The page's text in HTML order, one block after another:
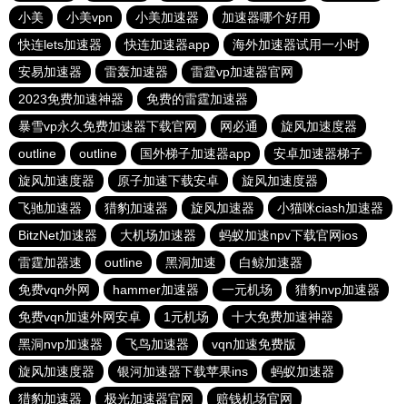
小美
小美vpn 小美加速器
加速器哪个好用
快连lets加速器
快连加速器app
海外加速器试用一小时
安易加速器
雷轰加速器
雷霆vp加速器官网
2023免费加速神器
免费的雷霆加速器
暴雪vp永久免费加速器下载官网
网必通
旋风加速度器
outline
outline 国外梯子加速器app
安卓加速器梯子
旋风加速度器
原子加速下载安卓
旋风加速度器
飞驰加速器
猎豹加速器 旋风加速器
小猫咪ciash加速器
BitzNet加速器
大机场加速器
蚂蚁加速npv下载官网ios
雷霆加器速
outline 黑洞加速
白鲸加速器
免费vqn外网
hammer加速器 一元机场
猎豹nvp加速器
免费vqn加速外网安卓
1元机场
十大免费加速神器
黑洞nvp加速器
飞鸟加速器
vqn加速免费版
旋风加速度器
银河加速器下载苹果ins
蚂蚁加速器
猎豹加速器
极光加速器官网 赔钱机场官网